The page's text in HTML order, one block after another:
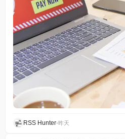
RSS Hunter•昨天